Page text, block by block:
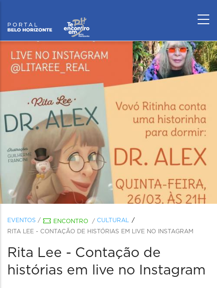
EVENTOS / ENCONTRO / CULTURAL
RITA LEE - CONTAÇÃO DE HISTÓRIAS EM LIVE NO INSTAGRAM
Rita Lee - Contação de
histórias em live no Instagram